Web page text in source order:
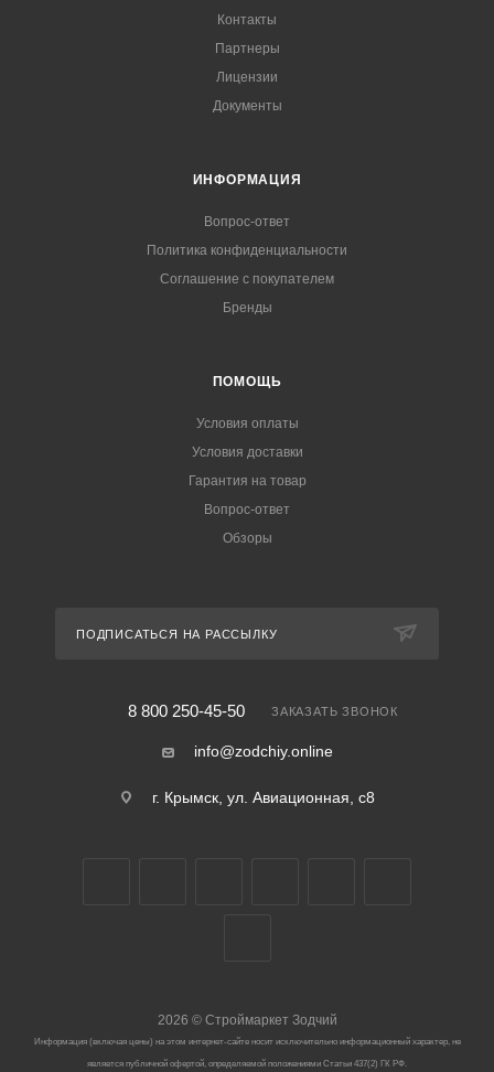
Контакты
Партнеры
Лицензии
Документы
ИНФОРМАЦИЯ
Вопрос-ответ
Политика конфиденциальности
Соглашение с покупателем
Бренды
ПОМОЩЬ
Условия оплаты
Условия доставки
Гарантия на товар
Вопрос-ответ
Обзоры
ПОДПИСАТЬСЯ НА РАССЫЛКУ
8 800 250-45-50 ЗАКАЗАТЬ ЗВОНОК
info@zodchiy.online
г. Крымск, ул. Авиационная, с8
2026 ©Строймаркет Зодчий
Информация (включая цены) на этом интернет-сайте носит исключительно информационный характер, не
является публичной офертой, определяемой положениями Статьи 437(2) ГК РФ.